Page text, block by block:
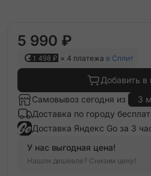
5 990 ₽
1 498 ₽ × 4 платежа в Сплит
Добавить в
Самовывоз сегодня из
3
Доставка по городу
Доставка Яндекс Go за 3
У нас выгодная цена!
Нашли дешевле? Снизим цену!